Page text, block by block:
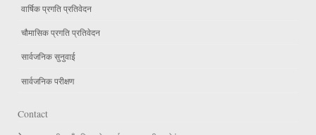
वार्षिक प्रगति प्रतिवेदन
चौमासिक प्रगति प्रतिवेदन
सार्वजनिक सुनुवाई
सार्वजनिक परीक्षण
Contact